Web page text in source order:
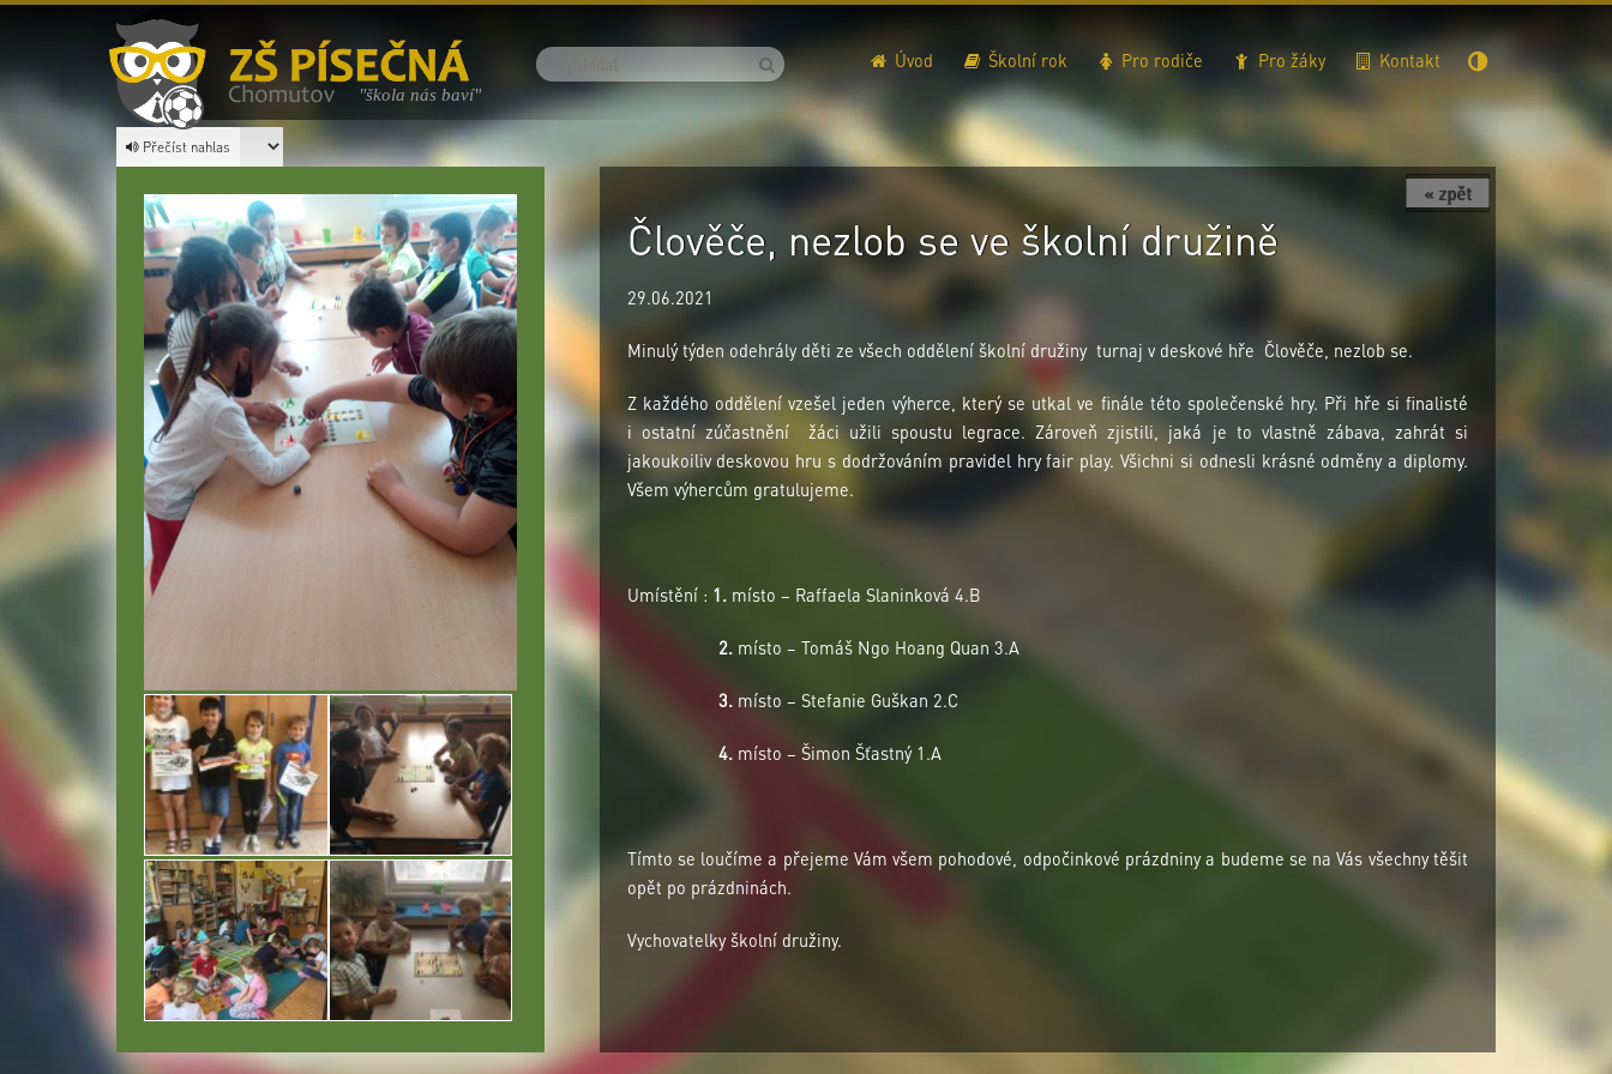
Úvod Školní rok Pro rodiče Pro žáky Kontakt
"škola nás baví"
Přečíst nahlas
« zpět
Člověče, nezlob se ve školní družině
29.06.2021
Minulý týden odehrály děti ze všech oddělení školní družiny turnaj v deskové hře Člověče, nezlob se.
Z každého oddělení vzešel jeden výherce, který se utkal ve finále této společenské hry. Při hře si finalisté
i ostatní zúčastnění žáci užili spoustu legrace. Zároveň zjistili, jaká je to vlastně zábava, zahrát si
jakoukoiliv deskovou hru s dodržováním pravidel hry fair play. Všichni si odnesli krásné odměny a diplomy.
Všem výhercům gratulujeme.
Umístění : 1. místo – Raffaela Slaninková 4.B
2. místo – Tomáš Ngo Hoang Quan 3.A
3. místo – Stefanie Guškan 2.C
4. místo – Šimon Šťastný 1.A
Tímto se loučíme a přejeme Vám všem pohodové, odpočinkové prázdniny a budeme se na Vás všechny těšit
opět po prázdninách.
Vychovatelky školní družiny.